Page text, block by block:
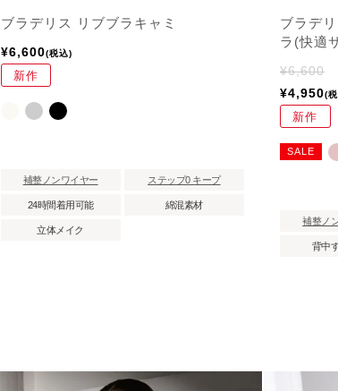
ブラデリス リブブラキャミ
¥6,600 税込
新作
補整ノンワイヤー ステップ0 キープ
24時間着用可能 綿混素材
立体メイク
ブラデ
ラ(快適
¥6,600
¥4,950
新作
SALE
補整ノ
背中